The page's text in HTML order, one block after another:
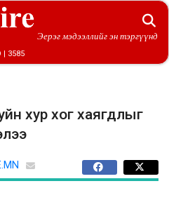
Эерэг мэдээллийг эн тэргүүнд
| 3585
хур хог хаягдлыг